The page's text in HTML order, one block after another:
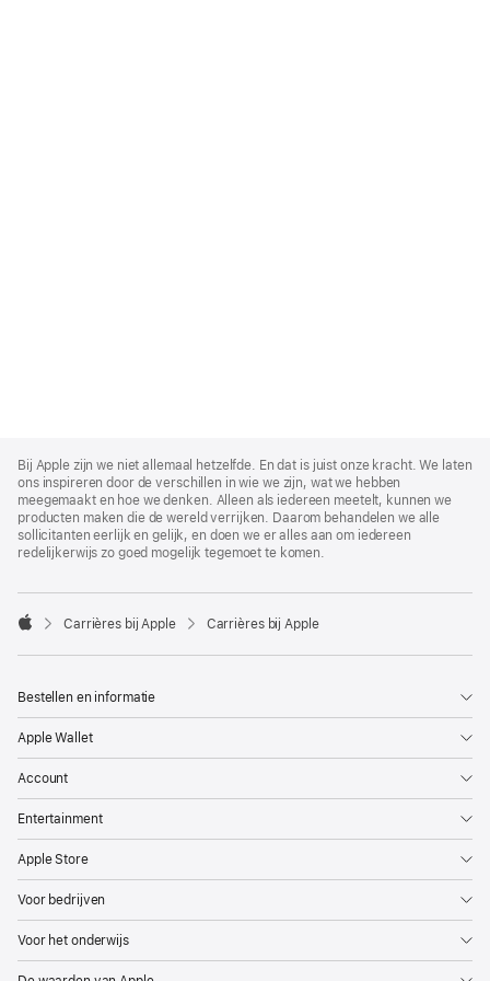
Footer
Bij Apple zijn we niet allemaal hetzelfde. En dat is juist onze kracht. We laten
ons inspireren door de verschillen in wie we zijn, wat we hebben
meegemaakt en hoe we denken. Alleen als iedereen meetelt, kunnen we
producten maken die de wereld verrijken. Daarom behandelen we alle
sollicitanten eerlijk en gelijk, en doen we er alles aan om iedereen
redelijkerwijs zo goed mogelijk tegemoet te komen.

Carrières bij Apple Carrières bij Apple
Bestellen en informatie
Apple Wallet
Account
Entertainment
Apple Store
Voor bedrijven
Voor het onderwijs